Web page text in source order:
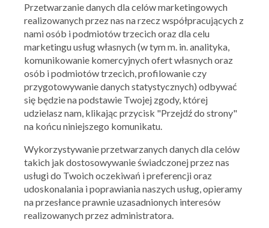
CCC
Da Grasso
Deichmann
Delikatesy Centrum
Douglas
E Leclerc
eMAG
Empik
H&M
Hebe
Home&You
Ikea
Intermarche
iperfumy
Jula
Jysk
Kaufland
KFC
Leroy Merlin
Lidl
McDonald’s
Media Expert
Media Markt
Mila
Mrówka
Multikino
Natura Drogerie
NEONET
NETTO
Nike
North Fish
OBI
Ole Ole!
Orange
Plus
POLO Market
Reserved
Rossmann
RTV EURO AGD
Saturn
Sephora
Smyk
Stokrotka
Subway
Super-Pharm
Tesco
Uber
X-kom
Zalando
Zara
Gazetki promocyjne
Przepisy
Fidget Spinner
Festiwal Zakupów Lista zakupów
Przetwarzanie danych dla celów marketingowych
realizowanych przez nas na rzecz współpracujących z
nami osób i podmiotów trzecich oraz dla celu
marketingu usług własnych (w tym m. in. analityka,
komunikowanie komercyjnych ofert własnych oraz
osób i podmiotów trzecich, profilowanie czy
przygotowywanie danych statystycznych) odbywać
się będzie na podstawie Twojej zgody, której
udzielasz nam, klikając przycisk "Przejdź do strony"
na końcu niniejszego komunikatu.
Wykorzystywanie przetwarzanych danych dla celów
takich jak dostosowywanie świadczonej przez nas
usługi do Twoich oczekiwań i preferencji oraz
udoskonalania i poprawiania naszych usług, opieramy
na przesłance prawnie uzasadnionych interesów
realizowanych przez administratora.